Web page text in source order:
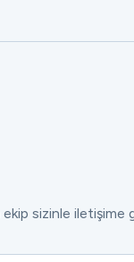
ekip sizinle iletişime